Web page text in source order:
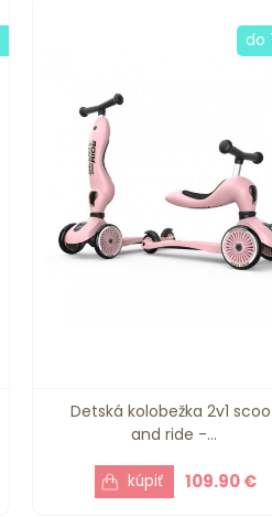
Detská kolobežka 2v1
and ride -...
109.90 €
do